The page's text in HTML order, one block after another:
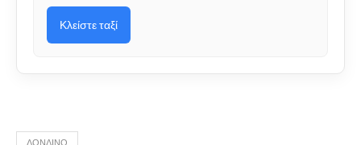
Κλείστε ταξί
ΛΟΝΔΊΝΟ